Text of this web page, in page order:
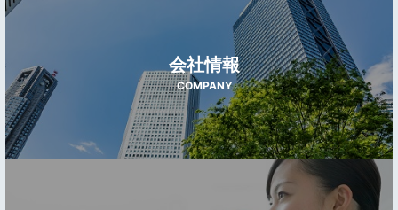
会社情報
COMPANY